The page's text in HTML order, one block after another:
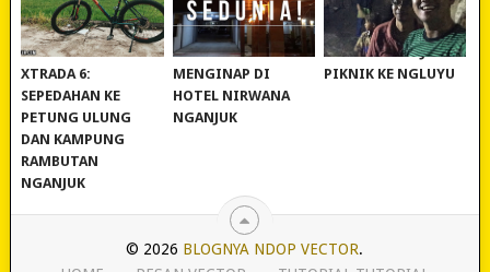
REVIEW POLYGON
XTRADA 6:
SEPEDAHAN KE
PETUNG ULUNG
DAN KAMPUNG
RAMBUTAN
NGANJUK
MURAH BANGET!
MENGINAP DI
HOTEL NIRWANA
NGANJUK
WISATA NGANJUK:
PIKNIK KE NGLUYU
© 2026 BLOGNYA NDOP VECTOR.